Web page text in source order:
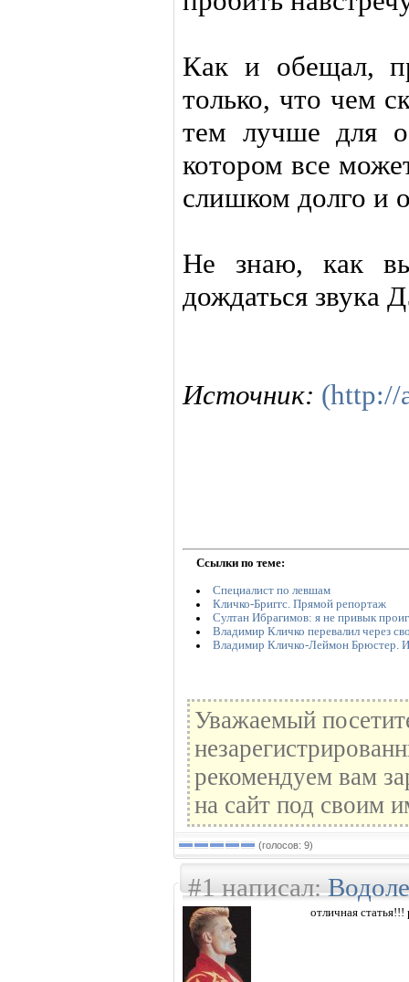
Как и обещал,
только, что чем
тем лучше для
котором все
слишком долго и
Не знаю, как
дождаться
Источник: (http://
Ссылки по теме:
Специалист по левшам
Кличко-Бриггс. Прямой репортаж
Султан Ибрагимов: я не привык
Владимир Кличко перевалил через
Владимир Кличко-Леймон Брюстер.
Уважаемый
рекомендуем вам
на сайт под своим
(голосов: 9)
#1 написал:
отличная статья!!!